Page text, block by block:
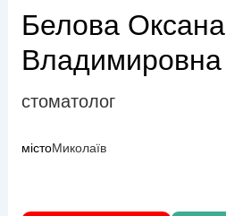
Белова Оксана
Владимировна
стоматолог
містоМиколаїв